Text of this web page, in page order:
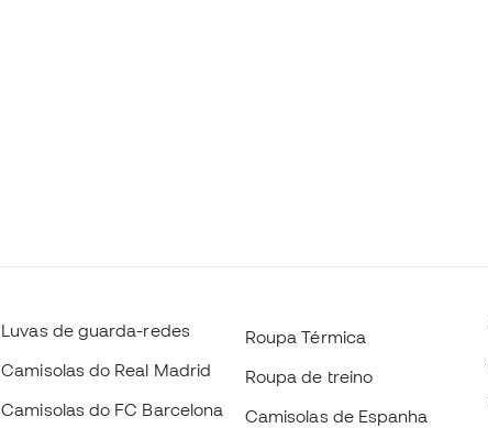
Luvas de guarda-redes
Camisolas do Real Madrid
Camisolas do FC Barcelona
Roupa Térmica
Roupa de treino
Camisolas de Espanha